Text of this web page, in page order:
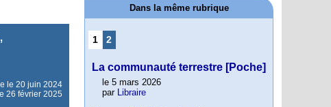
le 20 juin 2024
26 février 2025
Dans la même rubrique
1 2
La communauté terrestre [Poche]
le 5 mars 2026
par Libraire